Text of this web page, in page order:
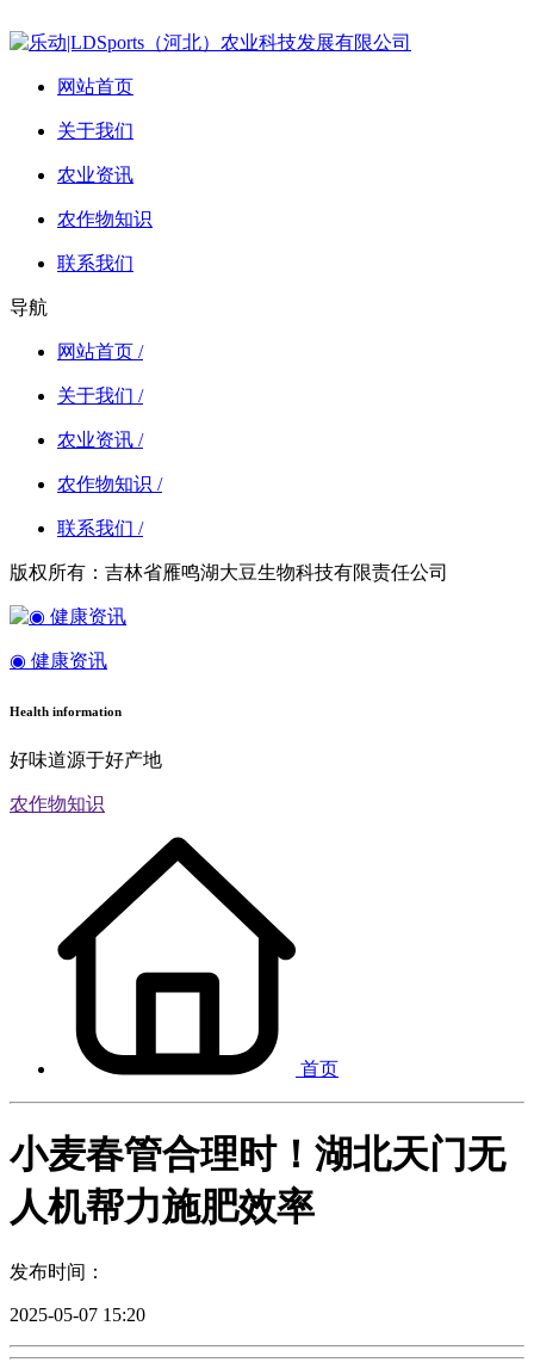
网站首页
关于我们
农业资讯
农作物知识
联系我们
导航
网站首页 /
关于我们 /
农业资讯 /
农作物知识 /
联系我们 /
版权所有：吉林省雁鸣湖大豆生物科技有限责任公司
◉ 健康资讯
Health information
好味道源于好产地
农作物知识
首页
小麦春管合理时！湖北天门无
人机帮力施肥效率
发布时间：
2025-05-07 15:20